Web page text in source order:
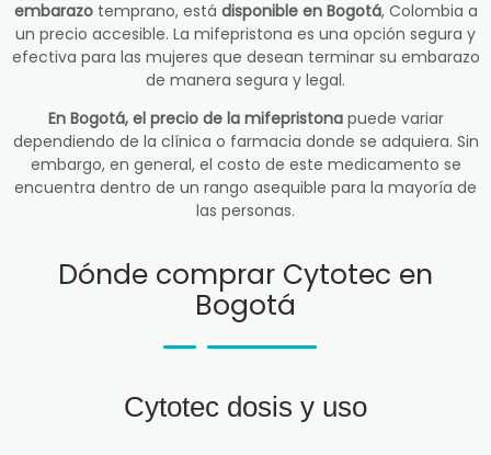
embarazotemprano, está disponible en Bogotá, Colombia a
un precio accesible. La mifepristona es una opción segura y
efectiva para las mujeres que desean terminar su embarazo
de manera segura y legal.
En Bogotá, el precio de la mifepristonapuede variar
dependiendo de la clínica o farmacia donde se adquiera. Sin
embargo, en general, el costo de este medicamento se
encuentra dentro de un rango asequible para la mayoría de
las personas.
Dónde comprar Cytotec en
Bogotá
Cytotec dosis y uso